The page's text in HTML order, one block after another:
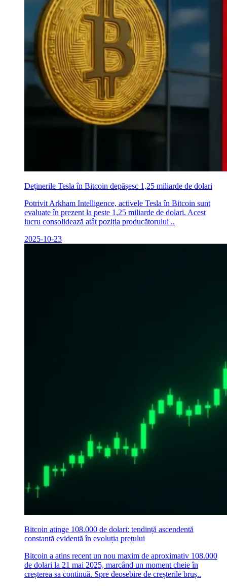
Deținerile Tesla în Bitcoin depășesc 1,25 miliarde de dolari
Potrivit Arkham Intelligence, activele Tesla în Bitcoin sunt
evaluate în prezent la peste 1,25 miliarde de dolari. Acest
lucru consolidează atât poziția producătorului ..
2025-10-23
Bitcoin atinge 108.000 de dolari: tendință ascendentă
constantă evidentă în evoluția prețului
Bitcoin a atins recent un nou maxim de aproximativ 108.000
de dolari la 21 mai 2025, marcând un moment cheie în
creșterea sa continuă. Spre deosebire de creșterile bruș..